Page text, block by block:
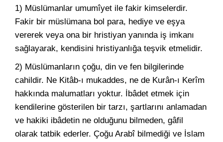
1) Müslümanlar umumîyet ile fakir kimselerdir.
Fakir bir müslümana bol para, hediye ve eşya
vererek veya ona bir hristiyan yanında iş imkanı
sağlayarak, kendisini hristiyanlığa teşvik etmelidir.
2) Müslümanların çoğu, din ve fen bilgilerinde
cahildir. Ne Kitâb-ı mukaddes, ne de Kurân-ı Kerîm
hakkında malumatları yoktur. İbâdet etmek için
kendilerine gösterilen bir tarzı, şartlarını anlamadan
ve hakiki ibâdetin ne olduğunu bilmeden, gâfil
olarak tatbik ederler. Çoğu Arabî bilmediği ve İslam